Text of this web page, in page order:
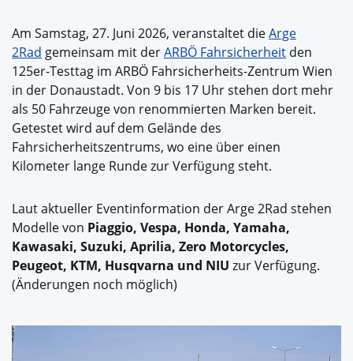
Am Samstag, 27. Juni 2026, veranstaltet dieArge
2Rad gemeinsam mit derARBÖ Fahrsicherheit den
125er-Testtag im ARBÖ Fahrsicherheits-Zentrum Wien
in der Donaustadt. Von 9 bis 17 Uhr stehen dort mehr
als 50 Fahrzeuge von renommierten Marken bereit.
Getestet wird auf dem Gelände des
Fahrsicherheitszentrums, wo eine über einen
Kilometer lange Runde zur Verfügung steht.
Laut aktueller Eventinformation der Arge 2Rad stehen
Modelle von Piaggio, Vespa, Honda, Yamaha,
Kawasaki, Suzuki, Aprilia, Zero Motorcycles,
Peugeot, KTM, Husqvarna und NIU zur Verfügung.
(Änderungen noch möglich)